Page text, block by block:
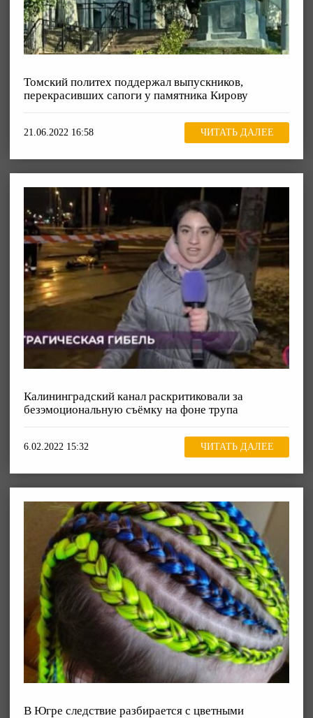
Томский политех поддержал выпускников,
перекрасивших сапоги у памятника Кирову
21.06.2022 16:58 ЧИТАТЬ ДАЛЕЕ
Калининградский канал раскритиковали за
безэмоциональную съёмку на фоне трупа
6.02.2022 15:32 ЧИТАТЬ ДАЛЕЕ
В Югре следствие разбирается с цветными